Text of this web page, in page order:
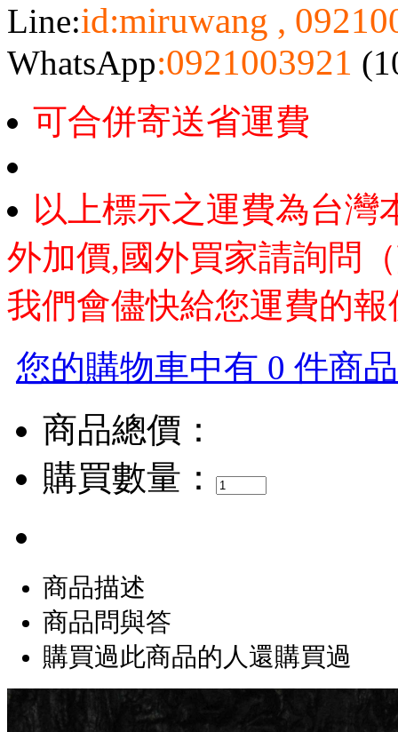
Line:id:miruwang ,
WhatsApp:0921003921
可合併寄送省運費
以上標示之運費為台灣
外加價,國外買家請詢問
我們會儘快給您運費的報
您的購物車中有 0 件商
商品總價：
購買數量：
商品描述
商品問與答
購買過此商品的人還購買過